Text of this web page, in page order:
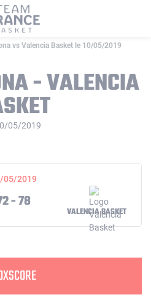
vs Valencia Basket le 10/05/2019
- VALENCIA
05/2019
05/2019
- 78
VALENCIA BASKET